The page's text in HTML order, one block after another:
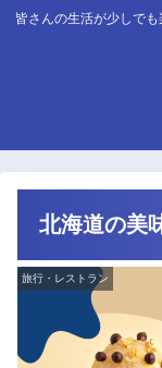
皆さんの生活が少しで
北海道の美
旅行・レストラン